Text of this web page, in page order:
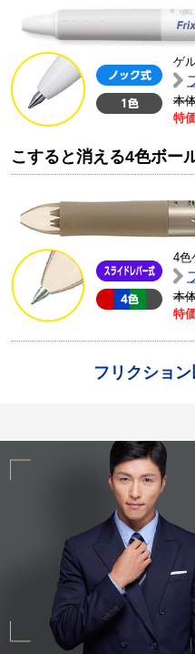
ゲ
本
特
こすると消える4色ボー
4色
本
特
フリクショ